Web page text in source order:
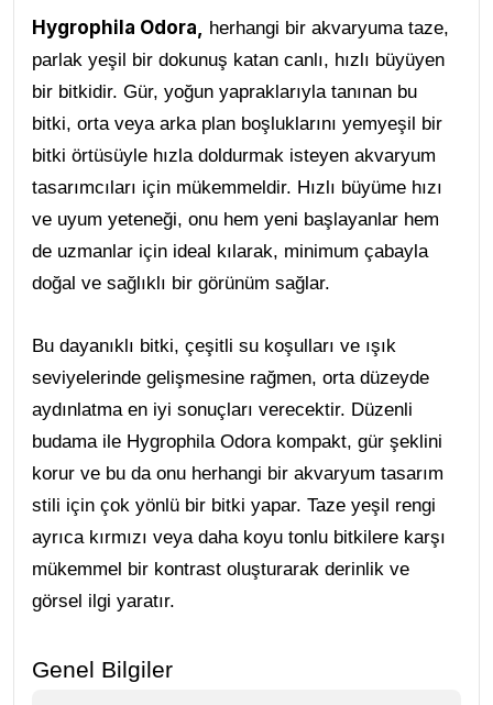
Hygrophila Odora, herhangi bir akvaryuma taze,
parlak yeşil bir dokunuş katan canlı, hızlı büyüyen
bir bitkidir. Gür, yoğun yapraklarıyla tanınan bu
bitki, orta veya arka plan boşluklarını yemyeşil bir
bitki örtüsüyle hızla doldurmak isteyen akvaryum
tasarımcıları için mükemmeldir. Hızlı büyüme hızı
ve uyum yeteneği, onu hem yeni başlayanlar hem
de uzmanlar için ideal kılarak, minimum çabayla
doğal ve sağlıklı bir görünüm sağlar.
Bu dayanıklı bitki, çeşitli su koşulları ve ışık
seviyelerinde gelişmesine rağmen, orta düzeyde
aydınlatma en iyi sonuçları verecektir. Düzenli
budama ile Hygrophila Odora kompakt, gür şeklini
korur ve bu da onu herhangi bir akvaryum tasarım
stili için çok yönlü bir bitki yapar. Taze yeşil rengi
ayrıca kırmızı veya daha koyu tonlu bitkilere karşı
mükemmel bir kontrast oluşturarak derinlik ve
görsel ilgi yaratır.
Genel Bilgiler